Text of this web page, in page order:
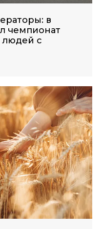
в
чемпионат
людей с